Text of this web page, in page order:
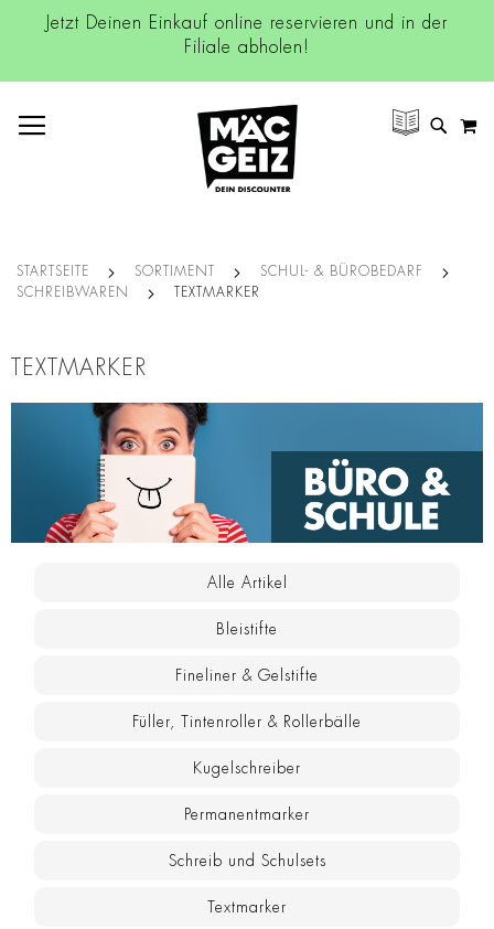
Jetzt Deinen Einkauf online reservieren und in der
Filiale abholen!
SUCHE
STARTSEITE SORTIMENT
SCHUL- & BÜROBEDARF
SCHREIBWAREN
TEXTMARKER
TEXTMARKER
Alle Artikel
Bleistifte
Fineliner & Gelstifte
Füller, Tintenroller & Rollerbälle
Kugelschreiber
Permanentmarker
Schreib und Schulsets
Textmarker